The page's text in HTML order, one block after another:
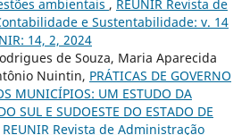
ambientais , REUNIR Revista de
e Sustentabilidade: v. 14
14, 2, 2024
de Souza, Maria Aparecida
Nuintin, PRÁTICAS DE GOVERNO
MUNICÍPIOS: UM ESTUDO DA
SUL E SUDOESTE DO ESTADO DE
REUNIR Revista de Administração